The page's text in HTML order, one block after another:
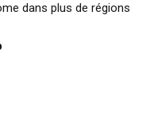
dans plus de régions